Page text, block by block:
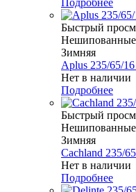
Подробнее
Быстрый
Нешипованные
Зимняя
Aplus 235/65/
Нет в наличии
Подробнее
Быстрый
Нешипованные
Зимняя
Cachland 235/
Нет в наличии
Подробнее